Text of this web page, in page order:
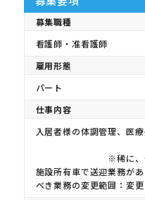
お役立ち情報
ご利用の流れ
よくある質問
運営会社情報
募集職種
看護師・准看護師
雇用形態
パート
仕事内容
入居者様の体
※稀に、普通自動
施設所有車で送迎
べき業務の変更範囲：変